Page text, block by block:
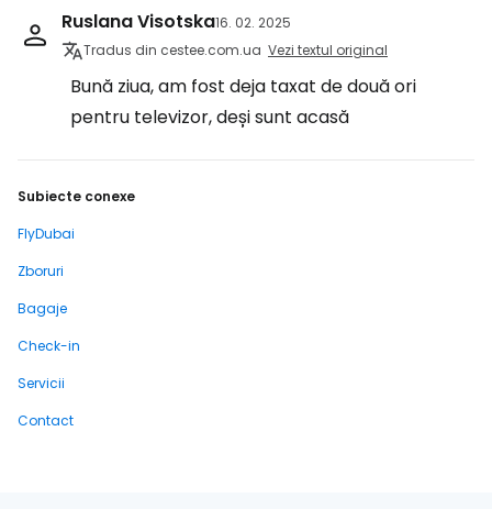
Ruslana Visotska16. 02. 2025
Tradus din cestee.com.ua Vezi textul original
Bună ziua, am fost deja taxat de două ori
pentru televizor, deși sunt acasă
Subiecte conexe
FlyDubai
Zboruri
Bagaje
Check-in
Servicii
Contact